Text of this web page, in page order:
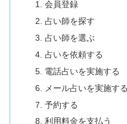
会員登録
占い師を探す
占い師を選ぶ
占いを依頼する
電話占いを実施する
メール占いを実施する
予約する
利用料金を支払う